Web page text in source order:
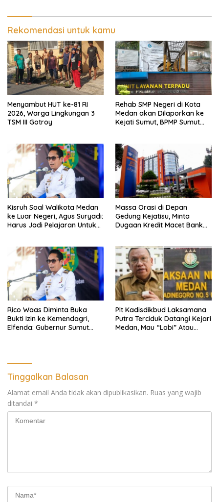
Rekomendasi untuk kamu
Menyambut HUT ke-81 RI
2026, Warga Lingkungan 3
TSM III Gotroy
Rehab SMP Negeri di Kota
Medan akan Dilaporkan ke
Kejati Sumut, BPMP Sumut
Kisruh Soal Walikota Medan
ke Luar Negeri, Agus Suryadi:
Harus Jadi Pelajaran Untuk
Masyarakat
Massa Orasi di Depan
Gedung Kejatisu, Minta
Dugaan Kredit Macet Bank
Rico Waas Diminta Buka
Bukti Izin ke Kemendagri,
Elfenda: Gubernur Sumut
Plt Kadisdikbud Laksamana
Putra Terciduk Datangi Kejari
Medan, Mau “Lobi” Atau
Tinggalkan Balasan
Alamat email Anda tidak akan dipublikasikan. Ruas yang wajib
ditandai *